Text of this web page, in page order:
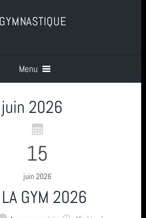
Menu
Accueil
PRESENTATION
BENEVOLAT
COTISATIONS
2026
15
juin 2026
GYM 2026